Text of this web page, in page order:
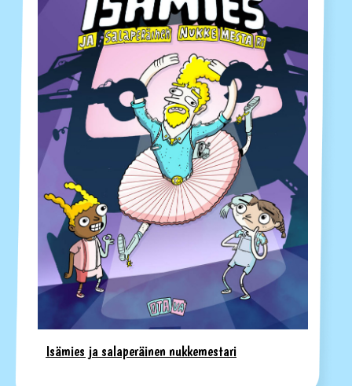
Isämies ja salaperäinen nukkemestari